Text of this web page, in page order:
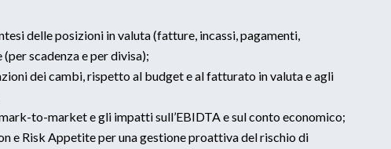
delle posizioni in valuta (fatture, incassi, pagamenti,
scadenza e per divisa);
dei cambi, rispetto al budget e al fatturato in valuta e agli
to-market e gli impatti sull’EBIDTA e sul conto economico;
e Risk Appetite per una gestione proattiva del rischio di